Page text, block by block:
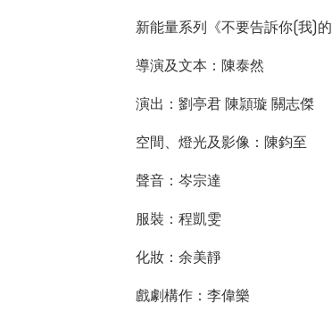
新能量系列《不要告訴你(我)的
導演及文本：陳泰然
演出：劉亭君 陳頴璇 關志傑
空間、燈光及影像：陳鈞至
聲音：岑宗達
服裝：程凱雯
化妝：余美靜
戲劇構作：李偉樂